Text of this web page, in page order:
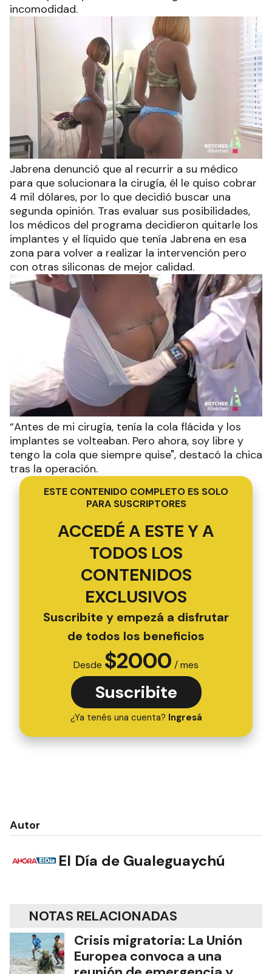
incomodidad.
Jabrena denunció que al recurrir a su médico
para que solucionara la cirugía, él le quiso cobrar
4 mil dólares, por lo que decidió buscar una
segunda opinión. Tras evaluar sus posibilidades,
los médicos del programa decidieron quitarle los
implantes y el líquido que tenía Jabrena en esa
zona para volver a realizar la intervención pero
con otras siliconas de mejor calidad.
“Antes de mi cirugía, tenía la cola flácida y los
implantes se volteaban. Pero ahora, soy libre y
tengo la cola que siempre quise", destacó la chica
tras la operación.
ESTE CONTENIDO COMPLETO ES SOLO
PARA SUSCRIPTORES
ACCEDÉ A ESTE Y A
TODOS LOS
CONTENIDOS
EXCLUSIVOS
Suscribite y empezá a disfrutar
de todos los beneficios
Desde $2000 / mes
Suscribite
¿Ya tenés una cuenta? Ingresá
Autor
El Día de Gualeguaychú
NOTAS RELACIONADAS
Crisis migratoria: La Unión
Europea convoca a una